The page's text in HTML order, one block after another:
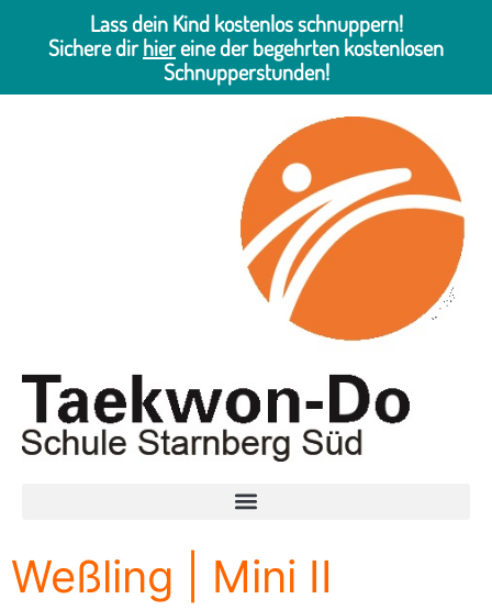
Lass dein Kind kostenlos schnuppern!
Sichere dirhiereine der begehrten kostenlosen
Schnupperstunden!
Weßling | Mini II